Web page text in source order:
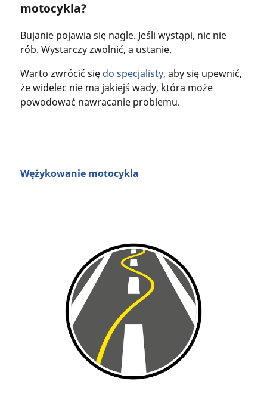
motocykla?
Bujanie pojawia się nagle. Jeśli wystąpi, nic nie
rób. Wystarczy zwolnić, a ustanie.
Warto zwrócić się do specjalisty, aby się upewnić,
że widelec nie ma jakiejś wady, która może
powodować nawracanie problemu.
Wężykowanie motocykla